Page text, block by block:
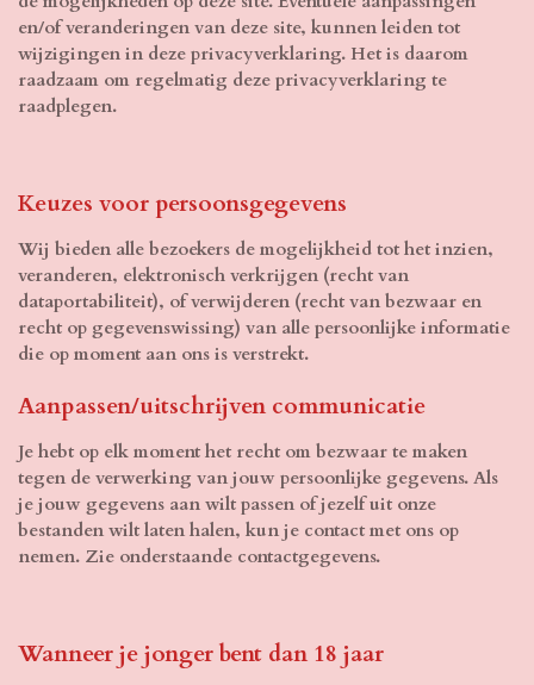
en/of veranderingen van deze site, kunnen leiden tot
wijzigingen in deze privacyverklaring. Het is daarom
raadzaam om regelmatig deze privacyverklaring te
raadplegen.
Keuzes voor persoonsgegevens
Wij bieden alle bezoekers de mogelijkheid tot het inzien,
veranderen, elektronisch verkrijgen (recht van
dataportabiliteit), of verwijderen (recht van bezwaar en
recht op gegevenswissing) van alle persoonlijke informatie
die op moment aan ons is verstrekt.
Aanpassen/uitschrijven communicatie
Je hebt op elk moment het recht om bezwaar te maken
tegen de verwerking van jouw persoonlijke gegevens. Als
je jouw gegevens aan wilt passen of jezelf uit onze
bestanden wilt laten halen, kun je contact met ons op
nemen. Zie onderstaande contactgegevens.
Wanneer je jonger bent dan 18 jaar